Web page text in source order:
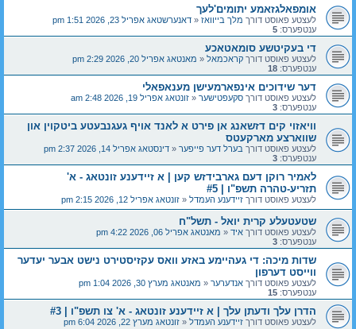
אומפאלגזאמע יתומים'לעך
לעצטע פאוסט דורך מלך בייוואז « דאנערשטאג אפריל 23, 2026 1:51 pm
ענטפערס: 5
די בעקיטשע סומאטאכע
לעצטע פאוסט דורך קראכמאל « מאנטאג אפריל 20, 2026 2:29 pm
ענטפערס: 18
דער שידוכים אינפארמעישן מענאפאלי
לעצטע פאוסט דורך סקעפטישער « זונטאג אפריל 19, 2026 2:48 am
ענטפערס: 3
וויאזוי קים דזשאנג אן פירט א לאנד אויף געגנבעטע ביטקוין און
שווארצע מארקעטס
לעצטע פאוסט דורך בערל דער פייפער « דינסטאג אפריל 14, 2026 2:37 pm
ענטפערס: 3
לאמיר רוקן דעם גארבידזש קען | א זיידענע זונטאג - א'
תזריע-טהרה תשפ"ו | #5
לעצטע פאוסט דורך זיידענע העמדל « זונטאג אפריל 12, 2026 2:15 pm
שטעטעלע קרית יואל - תשל"ח
לעצטע פאוסט דורך איד « מאנטאג אפריל 06, 2026 4:22 pm
ענטפערס: 3
שדות מיכה: די געהיימע באזע וואס עקזיסטירט נישט אבער יעדער
ווייסט דערפון
לעצטע פאוסט דורך אנדערער « מאנטאג מערץ 30, 2026 1:04 pm
ענטפערס: 15
הדרן עלך ודעתן עלך | א זיידענע זונטאג - א' צו תשפ"ו | #3
לעצטע פאוסט דורך זיידענע העמדל « זונטאג מערץ 22, 2026 6:04 pm